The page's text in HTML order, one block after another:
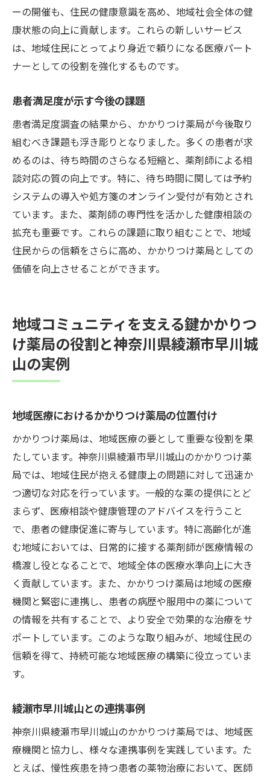
患者満足度調査が語る地域の声
住民にとってのかかりつけ薬局の意義
患者の物語を通じた薬局の重要性
ーの開催も、住民の健康意識を高め、地域社会全体の健
康状態の向上に貢献します。これらの新しいサービス
は、地域住民にとってより身近で頼りになる医療パート
ナーとしての役割を強化するものです。
患者満足度が示す今後の課題
患者満足度調査の結果から、かかりつけ薬局が今後取り
組むべき課題も浮き彫りとなりました。多くの患者が求
めるのは、待ち時間のさらなる短縮と、薬剤師による相
談対応の質の向上です。特に、待ち時間に関しては予約
システムの導入や処方箋のオンライン受付が有効とされ
ています。また、薬剤師の専門性を活かした健康相談の
拡充も重要です。これらの課題に取り組むことで、地域
住民からの信頼をさらに高め、かかりつけ薬局としての
価値を向上させることができます。
地域コミュニティを支える鍵かかりつ
け薬局の役割と神奈川県綾瀬市早川城
山の実例
地域医療におけるかかりつけ薬局の位置付け
かかりつけ薬局は、地域医療の要として重要な役割を果
たしています。神奈川県綾瀬市早川城山のかかりつけ薬
局では、地域住民が抱える健康上の問題に対して迅速か
つ適切な対応を行っています。一般的な薬の提供にとど
まらず、医療相談や健康管理のアドバイスを行うこと
で、患者の健康促進に寄与しています。特に高齢化が進
む地域においては、日常的に接する薬剤師が医療情報の
橋渡し役となることで、地域全体の医療水準向上に大き
く貢献しています。また、かかりつけ薬局は地域の医療
機関と緊密に連携し、患者の病歴や服用中の薬について
の情報を共有することで、より安全で効果的な治療をサ
ポートしています。このような取り組みが、地域住民の
信頼を得て、持続可能な地域医療の構築に役立っていま
す。
綾瀬市早川城山との連携事例
神奈川県綾瀬市早川城山のかかりつけ薬局では、地域医
療機関と協力し、様々な連携事例を実践しています。た
とえば、慢性疾患を持つ患者の薬物治療において、医師